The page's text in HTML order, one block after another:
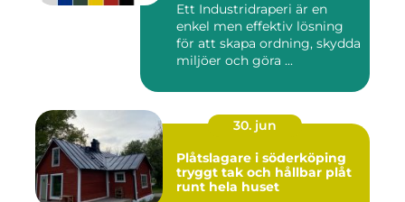
Ett Industridraperi är en
enkel men effektiv lösning
för att skapa ordning, skydda
miljöer och göra ...
30. jun
Plåtslagare i söderköping
tryggt tak och hållbar plåt
runt hela huset